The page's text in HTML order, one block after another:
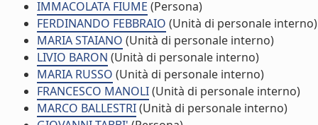
IMMACOLATA FIUME (Persona)
FERDINANDO FEBBRAIO (Unità di personale interno)
MARIA STAIANO (Unità di personale interno)
LIVIO BARON (Unità di personale interno)
MARIA RUSSO (Unità di personale interno)
FRANCESCO MANOLI(Unità di personale interno)
MARCO BALLESTRI(Unità di personale interno)